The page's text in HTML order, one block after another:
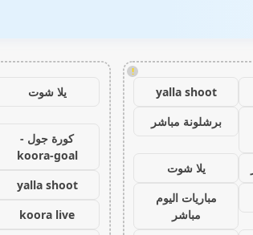
!
yalla shoot
برشلونة مباشر
يلا شوت
مباريات اليوم
مباشر
يلا شوت
كورة جول -
koora-goal
yalla shoot
koora live